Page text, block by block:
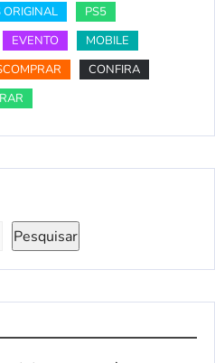
ORIGINAL
PS5
EVENTO
MOBILE
CONFIRA
Pesquisar